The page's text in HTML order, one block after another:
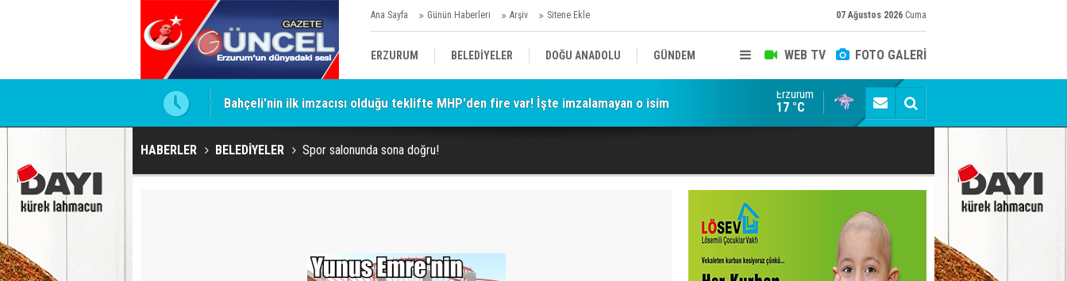
Ana Sayfa Günün Haberleri Arşiv Sitene Ekle 07 Ağustos 2026 Cuma
WEB TV FOTO GALERİ
ERZURUM BELEDİYELER DOĞU ANADOLU GÜNDEM
SİYASET AFAD/ SAVAŞ SPOR
KÜLTÜR/SANAT//MAĞAZİN
Bahçeli'nin ilk imzacısı olduğu teklifte MHP'den fire var! İşte imzalamayan o isim Siyaset-Sermaye Çizgisinde Haklılığın Resmi:
Erzurum
17 °C
HABERLER BELEDİYELER Spor salonunda sona doğru!